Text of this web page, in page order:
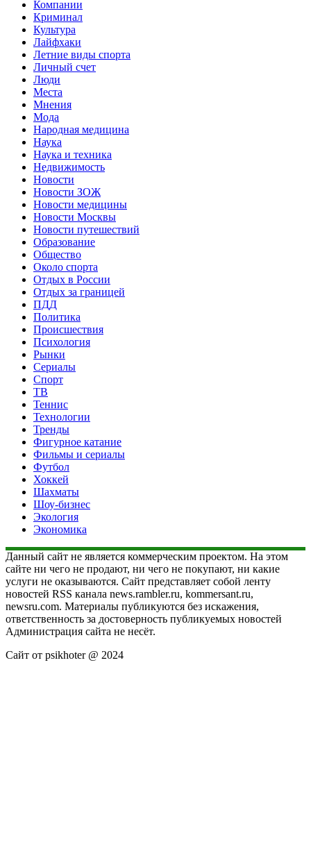
Компании
Криминал
Культура
Лайфхаки
Летние виды спорта
Личный счет
Люди
Места
Мнения
Мода
Народная медицина
Наука
Наука и техника
Недвижимость
Новости
Новости ЗОЖ
Новости медицины
Новости Москвы
Новости путешествий
Образование
Общество
Около спорта
Отдых в России
Отдых за границей
ПДД
Политика
Происшествия
Психология
Рынки
Сериалы
Спорт
ТВ
Теннис
Технологии
Тренды
Фигурное катание
Фильмы и сериалы
Футбол
Хоккей
Шахматы
Шоу-бизнес
Экология
Экономика
Данный сайт не является коммерческим проектом. На этом
сайте ни чего не продают, ни чего не покупают, ни какие
услуги не оказываются. Сайт представляет собой ленту
новостей RSS канала news.rambler.ru, kommersant.ru,
newsru.com. Материалы публикуются без искажения,
ответственность за достоверность публикуемых новостей
Администрация сайта не несёт.
Сайт от psikhoter @ 2024